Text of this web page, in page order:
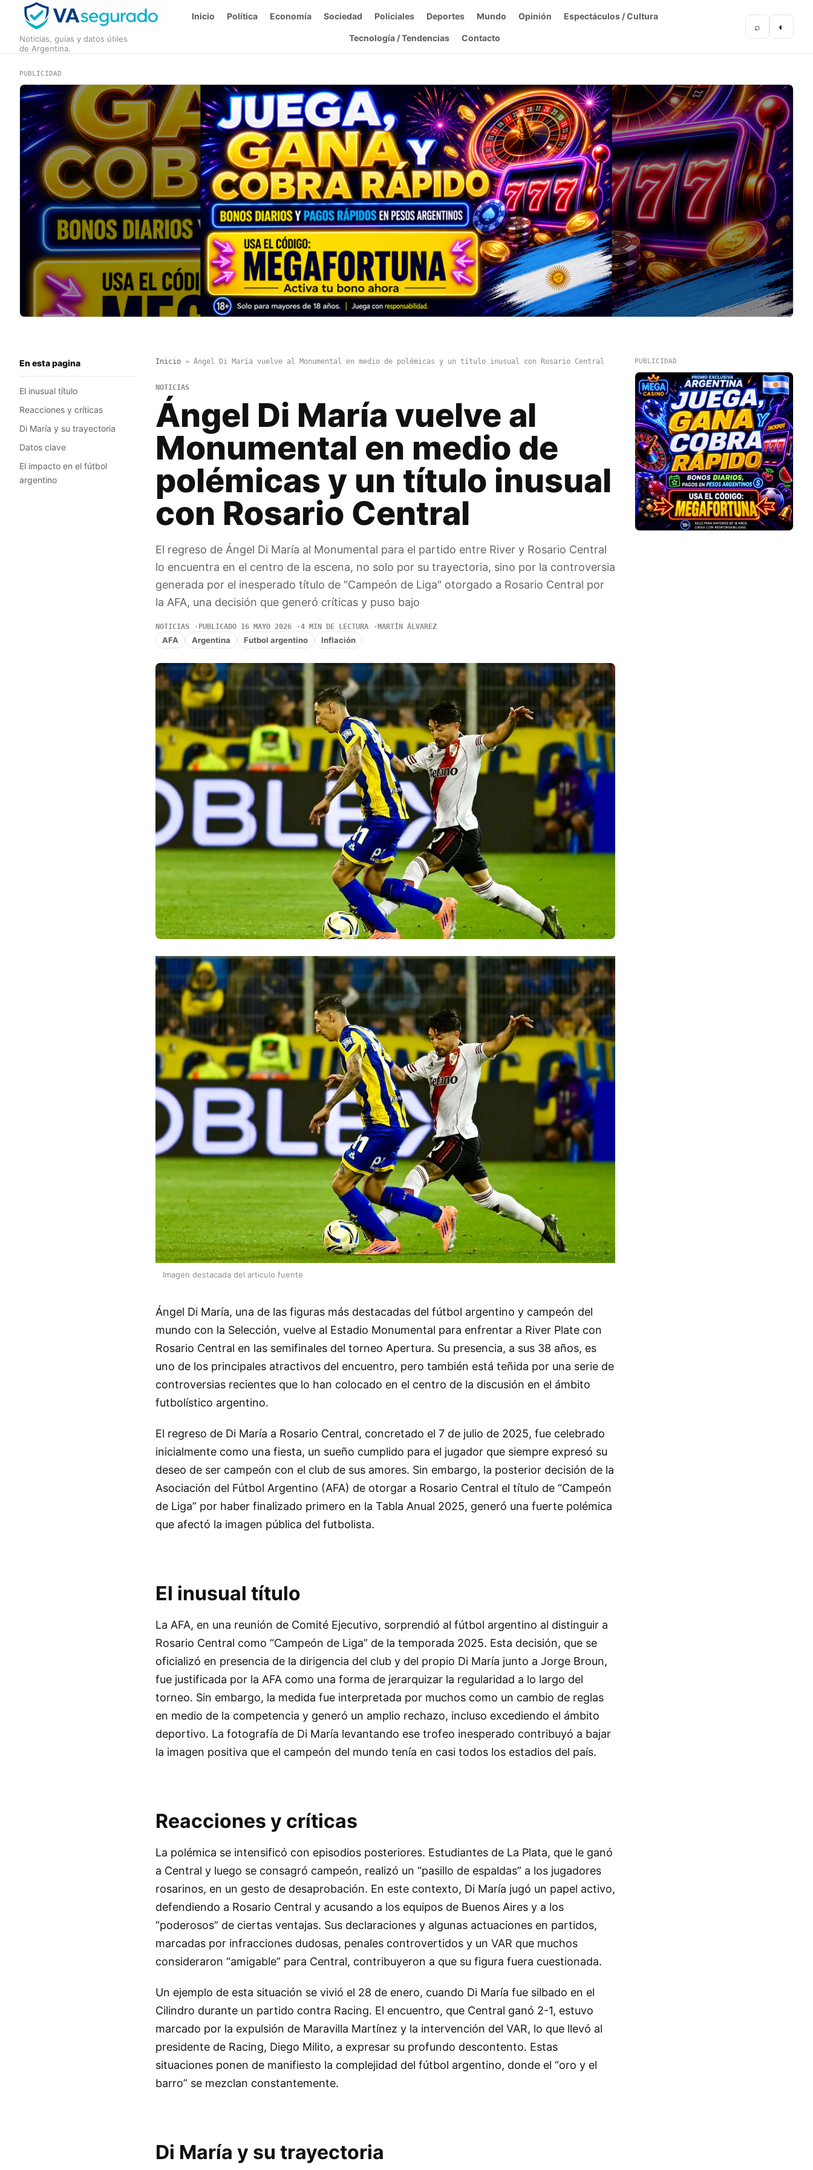
Noticias, guías y datos útiles
de Argentina.
Inicio Política Economía Sociedad Policiales Deportes Mundo Opinión Espectáculos / Cultura
Tecnología / Tendencias Contacto
⌕ ◐
PUBLICIDAD
En esta pagina
El inusual título
Reacciones y críticas
Di María y su trayectoria
Datos clave
El impacto en el fútbol
argentino
Inicio» Ángel Di María vuelve al Monumental en medio de polémicas y un título inusual con Rosario Central
NOTICIAS
Ángel Di María vuelve al
Monumental en medio de
polémicas y un título inusual
con Rosario Central
El regreso de Ángel Di María al Monumental para el partido entre River y Rosario Central
lo encuentra en el centro de la escena, no solo por su trayectoria, sino por la controversia
generada por el inesperado título de "Campeón de Liga" otorgado a Rosario Central por
la AFA, una decisión que generó críticas y puso bajo
NOTICIAS PUBLICADO 16 MAYO 2026 4 MIN DE LECTURA MARTÍN ÁLVAREZ
AFA Argentina Futbol argentino Inflación
Imagen destacada del articulo fuente
Ángel Di María, una de las figuras más destacadas del fútbol argentino y campeón del
mundo con la Selección, vuelve al Estadio Monumental para enfrentar a River Plate con
Rosario Central en las semifinales del torneo Apertura. Su presencia, a sus 38 años, es
uno de los principales atractivos del encuentro, pero también está teñida por una serie de
controversias recientes que lo han colocado en el centro de la discusión en el ámbito
futbolístico argentino.
El regreso de Di María a Rosario Central, concretado el 7 de julio de 2025, fue celebrado
inicialmente como una fiesta, un sueño cumplido para el jugador que siempre expresó su
deseo de ser campeón con el club de sus amores. Sin embargo, la posterior decisión de la
Asociación del Fútbol Argentino (AFA) de otorgar a Rosario Central el título de “Campeón
de Liga” por haber finalizado primero en la Tabla Anual 2025, generó una fuerte polémica
que afectó la imagen pública del futbolista.
El inusual título
La AFA, en una reunión de Comité Ejecutivo, sorprendió al fútbol argentino al distinguir a
Rosario Central como “Campeón de Liga” de la temporada 2025. Esta decisión, que se
oficializó en presencia de la dirigencia del club y del propio Di María junto a Jorge Broun,
fue justificada por la AFA como una forma de jerarquizar la regularidad a lo largo del
torneo. Sin embargo, la medida fue interpretada por muchos como un cambio de reglas
en medio de la competencia y generó un amplio rechazo, incluso excediendo el ámbito
deportivo. La fotografía de Di María levantando ese trofeo inesperado contribuyó a bajar
la imagen positiva que el campeón del mundo tenía en casi todos los estadios del país.
Reacciones y críticas
La polémica se intensificó con episodios posteriores. Estudiantes de La Plata, que le ganó
a Central y luego se consagró campeón, realizó un “pasillo de espaldas” a los jugadores
rosarinos, en un gesto de desaprobación. En este contexto, Di María jugó un papel activo,
defendiendo a Rosario Central y acusando a los equipos de Buenos Aires y a los
“poderosos” de ciertas ventajas. Sus declaraciones y algunas actuaciones en partidos,
marcadas por infracciones dudosas, penales controvertidos y un VAR que muchos
consideraron “amigable” para Central, contribuyeron a que su figura fuera cuestionada.
Un ejemplo de esta situación se vivió el 28 de enero, cuando Di María fue silbado en el
Cilindro durante un partido contra Racing. El encuentro, que Central ganó 2-1, estuvo
marcado por la expulsión de Maravilla Martínez y la intervención del VAR, lo que llevó al
presidente de Racing, Diego Milito, a expresar su profundo descontento. Estas
situaciones ponen de manifiesto la complejidad del fútbol argentino, donde el “oro y el
barro” se mezclan constantemente.
Di María y su trayectoria
PUBLICIDAD